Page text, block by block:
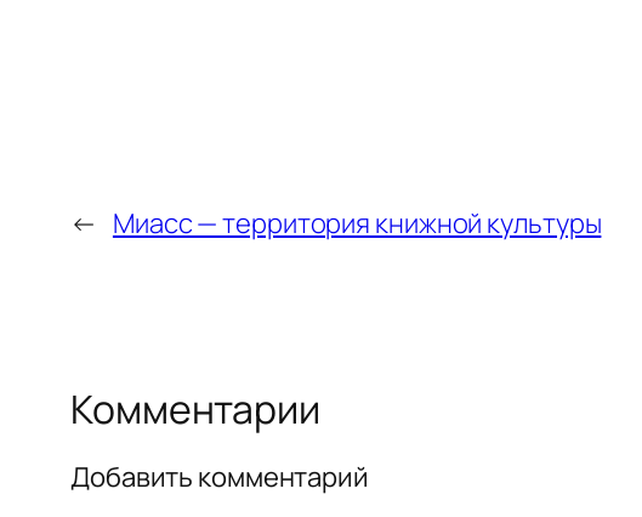
← Миасс — территория книжной культуры
Комментарии
Добавить комментарий